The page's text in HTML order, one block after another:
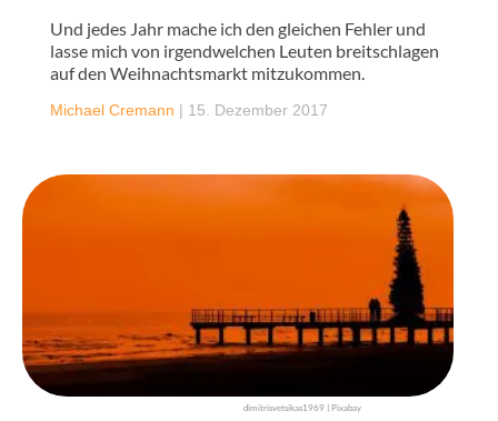
Und jedes Jahr mache ich den gleichen Fehler und
lasse mich von irgendwelchen Leuten breitschlagen
auf den Weihnachtsmarkt mitzukommen.
Michael Cremann | 15. Dezember 2017
dimitrisvetsikas1969 | Pixabay